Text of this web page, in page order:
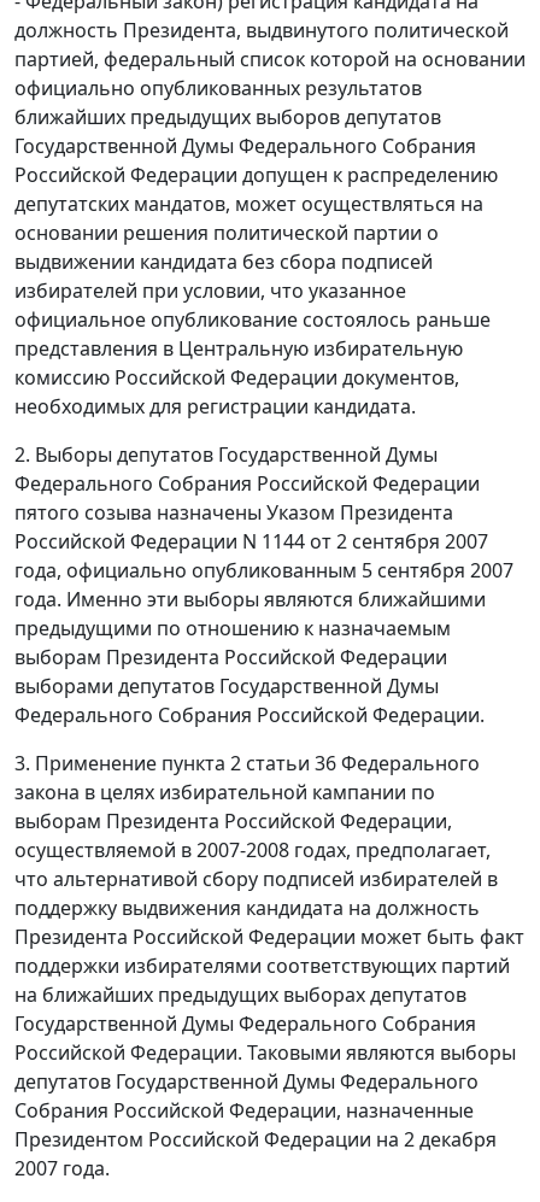
должность Президента, выдвинутого политической
партией, федеральный список которой на основании
официально опубликованных результатов
ближайших предыдущих выборов депутатов
Государственной Думы Федерального Собрания
Российской Федерации допущен к распределению
депутатских мандатов, может осуществляться на
основании решения политической партии о
выдвижении кандидата без сбора подписей
избирателей при условии, что указанное
официальное опубликование состоялось раньше
представления в Центральную избирательную
комиссию Российской Федерации документов,
необходимых для регистрации кандидата.
2. Выборы депутатов Государственной Думы
Федерального Собрания Российской Федерации
пятого созыва назначены Указом Президента
Российской Федерации N 1144 от 2 сентября 2007
года, официально опубликованным 5 сентября 2007
года. Именно эти выборы являются ближайшими
предыдущими по отношению к назначаемым
выборам Президента Российской Федерации
выборами депутатов Государственной Думы
Федерального Собрания Российской Федерации.
3. Применение пункта 2 статьи 36 Федерального
закона в целях избирательной кампании по
выборам Президента Российской Федерации,
осуществляемой в 2007-2008 годах, предполагает,
что альтернативой сбору подписей избирателей в
поддержку выдвижения кандидата на должность
Президента Российской Федерации может быть факт
поддержки избирателями соответствующих партий
на ближайших предыдущих выборах депутатов
Государственной Думы Федерального Собрания
Российской Федерации. Таковыми являются выборы
депутатов Государственной Думы Федерального
Собрания Российской Федерации, назначенные
Президентом Российской Федерации на 2 декабря
2007 года.